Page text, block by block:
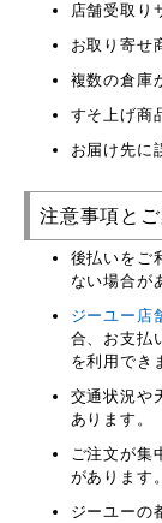
店舗受取り
お取り寄せ
複数の倉庫
すそ上げ商
お届け先に
注意事項と
後払いをご
ない場合が
ジーユー店
合、お支払
を利用でき
交通状況や
あります。
ご注文が集
があります。
ジーユーの